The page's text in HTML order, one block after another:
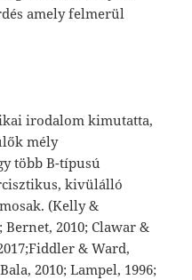
amely felmerül
irodalom kimutatta,
mély
több B-típusú
kivülálló
(Kelly &
2010; Clawar &
& Ward,
2010; Lampel, 1996;